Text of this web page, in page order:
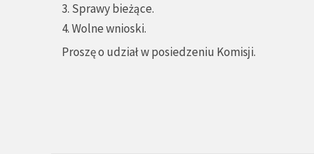
3. Sprawy bieżące.
4. Wolne wnioski.
Proszę o udział w posiedzeniu Komisji.